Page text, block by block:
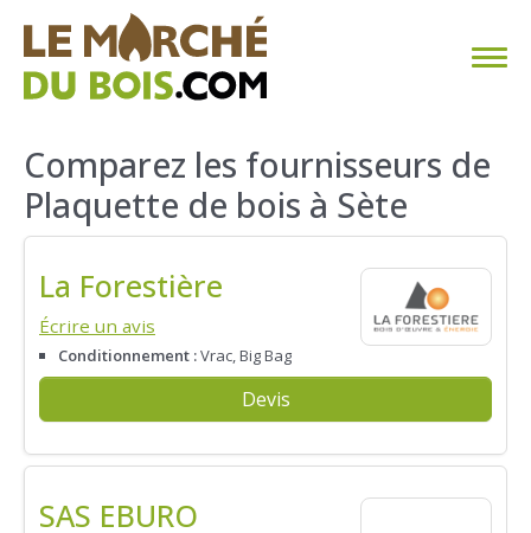
CHAUFFAGE AU BOIS
FAQ
TROUVER SON FOURNISSEUR
BLOG
Comparez les fournisseurs de
Plaquette de bois à Sète
La Forestière
Écrire un avis
Conditionnement :Vrac, Big Bag
Devis
SAS EBURO